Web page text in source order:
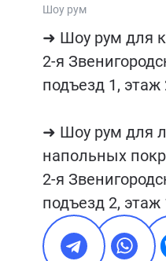
Шоу рум
➜ Шоу рум для
2-я
подъезд 1, этаж
➜ Шоу рум для
напольных
2-я
подъезд 2, этаж